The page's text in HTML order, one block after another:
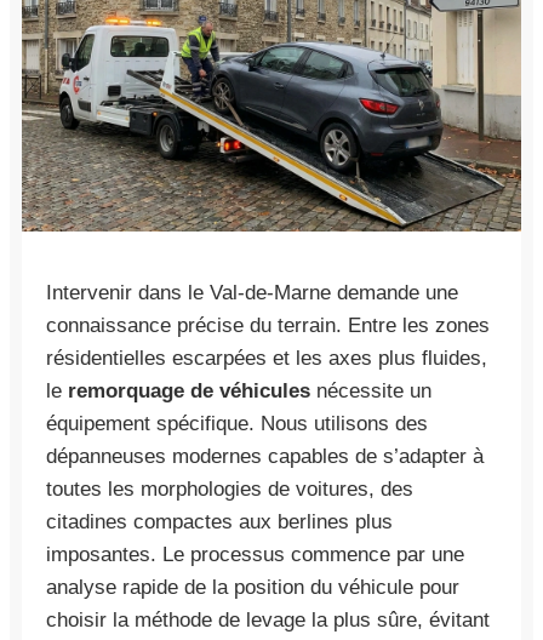
Intervenir dans le Val-de-Marne demande une
connaissance précise du terrain. Entre les zones
résidentielles escarpées et les axes plus fluides,
le remorquage de véhicules nécessite un
équipement spécifique. Nous utilisons des
dépanneuses modernes capables de s’adapter à
toutes les morphologies de voitures, des
citadines compactes aux berlines plus
imposantes. Le processus commence par une
analyse rapide de la position du véhicule pour
choisir la méthode de levage la plus sûre, évitant